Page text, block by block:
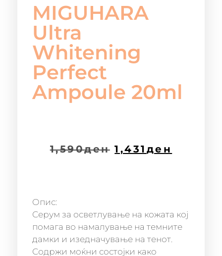
MIGUHARA
Ultra
Whitening
Perfect
Ampoule 20ml
1,590ден 1,431 ден
Опис:
Серум за осветлување на кожата кој
помага во намалување на темните
дамки и изедначување на тенот.
Содржи моќни состојки како